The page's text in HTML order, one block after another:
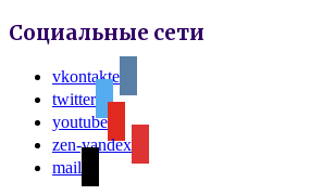
Социальные сети
vkontakte
twitter
youtube
zen-yandex
mail